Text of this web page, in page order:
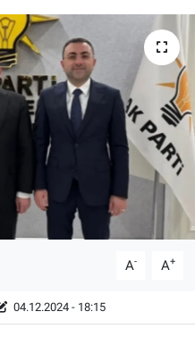
A- A+
04.12.2024 - 18:15